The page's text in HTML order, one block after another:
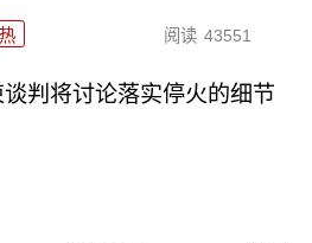
阅读 43551
判将讨论落实停火的细节